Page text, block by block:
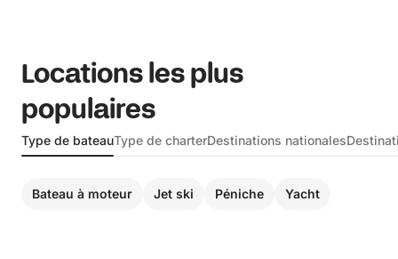
Locations les plus
populaires
Type de bateauType de charterDestinations nationales
Bateau à moteur Jet ski Péniche Yacht